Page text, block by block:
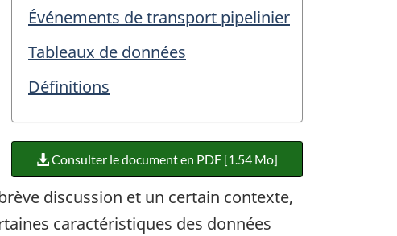
Événements de transport pipelinier
Tableaux de données
Définitions
Consulter le document en PDF [1.54 Mo]
discussion et un certain contexte,
caractéristiques des données